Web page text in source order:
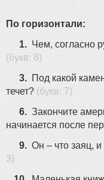
По горизонтали:
1. Чем, согласно
(букв: 8)
3. Под какой
течет? (букв: 7)
6. Закончите
начинается после
9. Он – что заяц,
3)